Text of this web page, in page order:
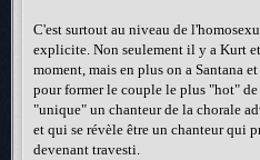
C'est surtout au niveau de
explicite. Non seulement il y a Kurt
moment, mais en plus on a Santana
pour former le couple le plus "hot"
"unique" un chanteur de la chorale
et qui se révèle être un chanteur qui
devenant travesti.